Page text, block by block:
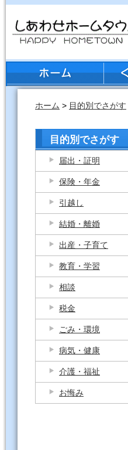
ホーム > 目的別でさがす
目的別でさがす
届出・証明
保険・年金
引越し
結婚・離婚
出産・子育て
教育・学習
相談
税金
ごみ・環境
病気・健康
介護・福祉
お悔み